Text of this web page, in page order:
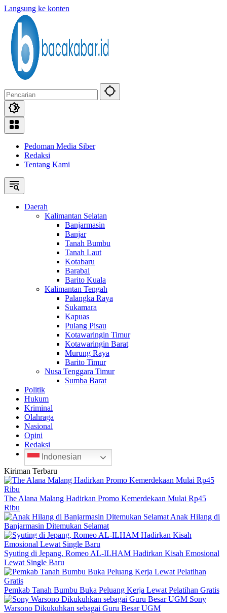
Langsung ke konten
Pedoman Media Siber
Redaksi
Tentang Kami
Daerah
Kalimantan Selatan
Banjarmasin
Banjar
Tanah Bumbu
Tanah Laut
Kotabaru
Barabai
Barito Kuala
Kalimantan Tengah
Palangka Raya
Sukamara
Kapuas
Pulang Pisau
Kotawaringin Timur
Kotawaringin Barat
Murung Raya
Barito Timur
Nusa Tenggara Timur
Sumba Barat
Politik
Hukum
Kriminal
Olahraga
Nasional
Opini
Redaksi
Indonesian
Kiriman Terbaru
The Alana Malang Hadirkan Promo Kemerdekaan Mulai Rp45
Ribu
Anak Hilang di
Banjarmasin Ditemukan Selamat
Syuting di Jepang, Romeo AL-ILHAM Hadirkan Kisah Emosional
Lewat Single Baru
Pemkab Tanah Bumbu Buka Peluang Kerja Lewat Pelatihan Gratis
Sony
Warsono Dikukuhkan sebagai Guru Besar UGM